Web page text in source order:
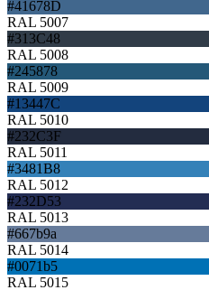
#41678D
RAL 5007
#313C48
RAL 5008
#245878
RAL 5009
#13447C
RAL 5010
#232C3F
RAL 5011
#3481B8
RAL 5012
#232D53
RAL 5013
#667b9a
RAL 5014
#0071b5
RAL 5015